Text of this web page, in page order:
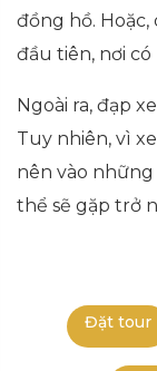
đồng hồ.
đầu tiên, nơi
Ngoài ra, đạp
Tuy nhiên, vì
nên vào những
thể sẽ gặp trở
Đặt tour